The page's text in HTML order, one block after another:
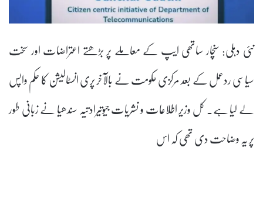
نئی دہلی: سنچار ساتھی ایپ کے معاملے پر بڑھتے اعتراضات اور سخت
سیاسی ردعمل کے بعد مرکزی حکومت نے بالآخر پری انسٹالیشن کا حکم واپس
لے لیا ہے۔ کل وزیر اطلاعات و نشریات جیوتیرادتیہ سندھیا نے زبانی طور
پر یہ وضاحت دی تھی کہ اس